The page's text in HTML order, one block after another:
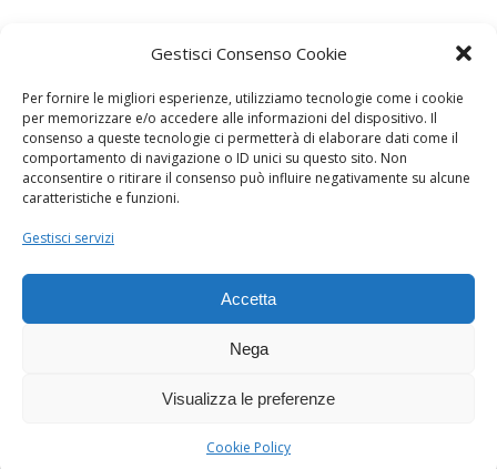
Gestisci Consenso Cookie
Per fornire le migliori esperienze, utilizziamo tecnologie come i cookie
per memorizzare e/o accedere alle informazioni del dispositivo. Il
consenso a queste tecnologie ci permetterà di elaborare dati come il
comportamento di navigazione o ID unici su questo sito. Non
acconsentire o ritirare il consenso può influire negativamente su alcune
caratteristiche e funzioni.
Gestisci servizi
Accetta
Nega
Visualizza le preferenze
Cookie Policy
rinnovabile che agiscono collettivamente, fiscalità ed
ramatogelsuGruppo di autoconsumatori di energia
rinnovabile che agiscono collettivamente, fiscalità ed
incentivi: una breve analisi
consorzio per la produzione di energia elettrica
Dogana Sostenibile 2026 ©
Ashe Tema di
WP Royal